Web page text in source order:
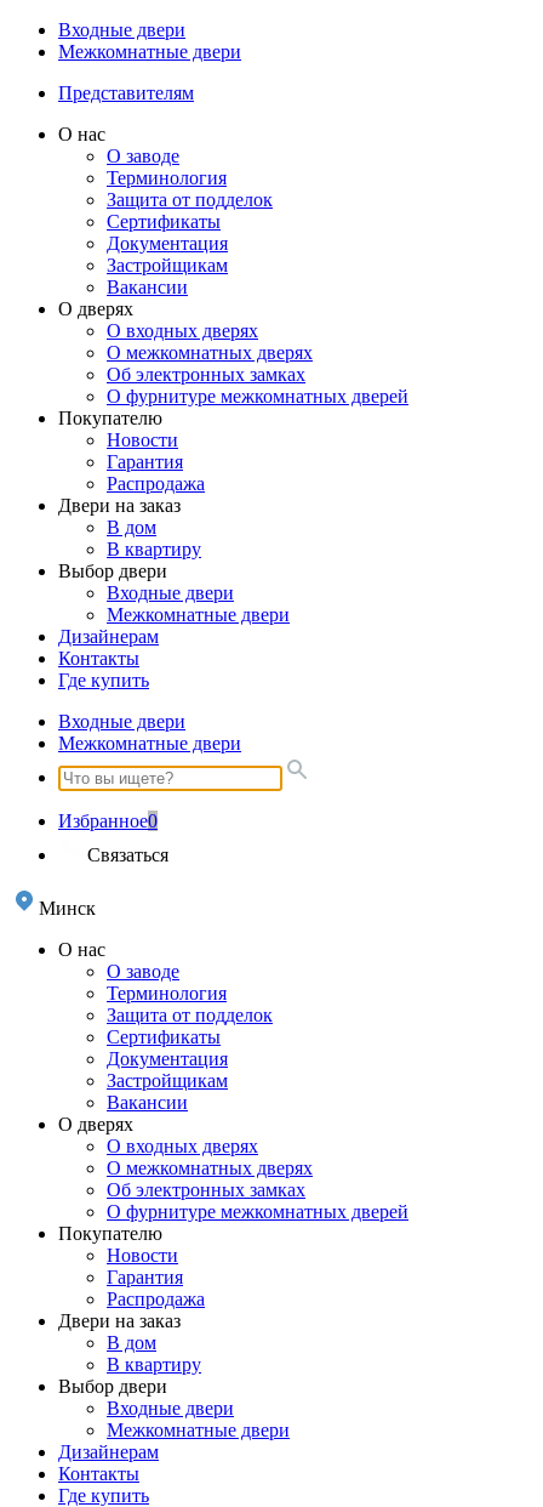
Входные двери
Межкомнатные двери
Представителям
О нас
О заводе
Терминология
Защита от подделок
Сертификаты
Документация
Застройщикам
Вакансии
О дверях
О входных дверях
О межкомнатных дверях
Об электронных замках
О фурнитуре межкомнатных дверей
Покупателю
Новости
Гарантия
Распродажа
Двери на заказ
В дом
В квартиру
Выбор двери
Входные двери
Межкомнатные двери
Дизайнерам
Контакты
Где купить
Входные двери
Межкомнатные двери
Избранное0
Связаться
Минск
О нас
О заводе
Терминология
Защита от подделок
Сертификаты
Документация
Застройщикам
Вакансии
О дверях
О входных дверях
О межкомнатных дверях
Об электронных замках
О фурнитуре межкомнатных дверей
Покупателю
Новости
Гарантия
Распродажа
Двери на заказ
В дом
В квартиру
Выбор двери
Входные двери
Межкомнатные двери
Дизайнерам
Контакты
Где купить